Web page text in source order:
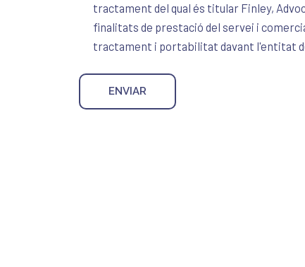
tractament del qual és titular Finley,
finalitats de prestació del servei i
tractament i portabilitat davant l'entitat